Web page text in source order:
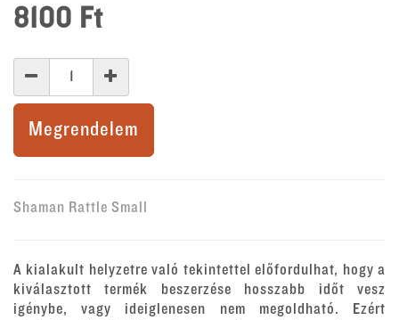
8100 Ft
Megrendelem
Shaman Rattle Small
A kialakult helyzetre való tekintettel előfordulhat, hogy a
kiválasztott termék beszerzése hosszabb időt vesz
igénybe, vagy ideiglenesen nem megoldható. Ezért